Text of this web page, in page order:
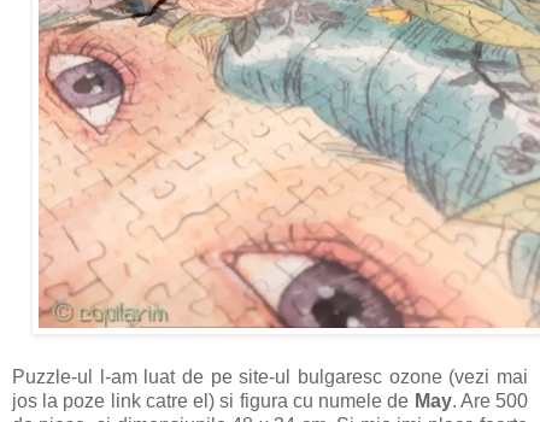
Puzzle-ul l-am luat de pe site-ul bulgaresc ozone (vezi mai
jos la poze link catre el) si figura cu numele de May. Are 500